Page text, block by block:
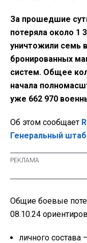
За прошедшие
потеряла около 1
уничтожили семь
бронированных
систем. Общее
начала
уже 662 970
Об этом сообщает
Генеральный
Общие боевые
08.10.24
личного состава